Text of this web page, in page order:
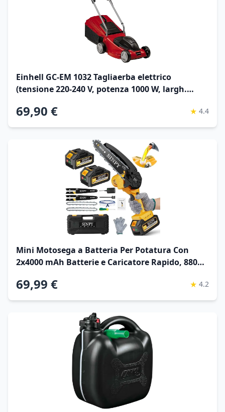
Einhell GC-EM 1032 Tagliaerba elettrico
(tensione 220-240 V, potenza 1000 W, largh.
vano raccolta 30l)
69,90 € ★ 4.4
Mini Motosega a Batteria Per Potatura Con
2x4000 mAh Batterie e Caricatore Rapido, 880W
Sicurezza per il Taglio Del Legno e Giardini
69,99 € ★ 4.2